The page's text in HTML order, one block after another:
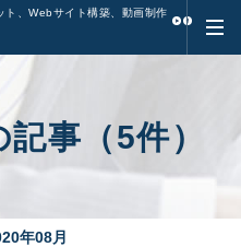
、Webサイト構築、動画制作
事（5件）
年08月